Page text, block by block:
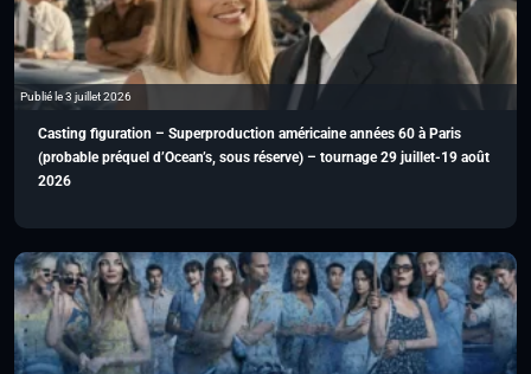
Publié le 3 juillet 2026
Casting figuration – Superproduction américaine années 60 à Paris
(probable préquel d’Ocean’s, sous réserve) – tournage 29 juillet-19 août
2026